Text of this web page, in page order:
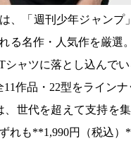
、「週刊少年ジャンプ
る名作・人気作を厳選
シャツに落とし込んでい
11作品・22型をラインナ
、世代を超えて支持を
れも**1,990円（税込）